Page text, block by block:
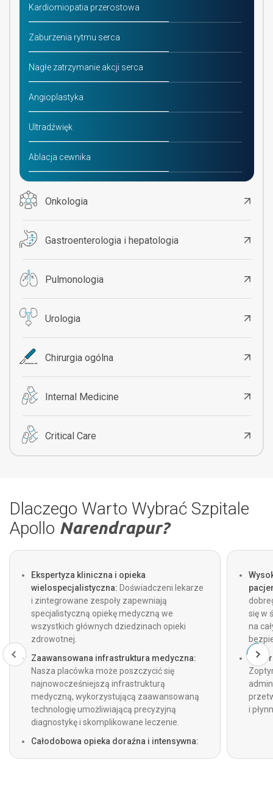
Kardiomiopatia przerostowa
Zaburzenia rytmu serca
Nagłe zatrzymanie akcji serca
Angioplastyka
Ultradźwięk
Ablacja cewnika
Onkologia
Gastroenterologia i hepatologia
Pulmonologia
Urologia
Chirurgia ogólna
Internal Medicine
Critical Care
Dlaczego Warto Wybrać Szpitale
Apollo Narendrapur?
Ekspertyza kliniczna i opieka
wielospecjalistyczna: Doświadczeni lekarze
i zintegrowane zespoły zapewniają
specjalistyczną opiekę medyczną we
wszystkich głównych dziedzinach opieki
zdrowotnej.
Zaawansowana infrastruktura medyczna:
Nasza placówka może poszczycić się
najnowocześniejszą infrastrukturą
medyczną, wykorzystującą zaawansowaną
technologię umożliwiającą precyzyjną
diagnostykę i skomplikowane leczenie.
Całodobowa opieka doraźna i intensywna:
się w
na
i